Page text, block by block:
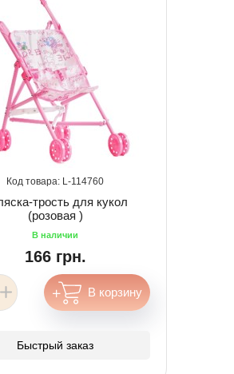
114760
трость для кукол
(розовая )
166 грн.
Быстрый заказ